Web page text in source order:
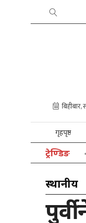
गृहपृष्ठ
ट्रेण्डिङ
स्थानीय